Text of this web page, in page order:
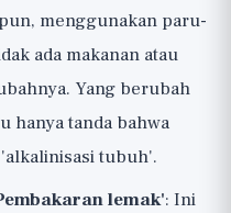
menggunakan paru-
ada makanan atau
Yang berubah
hanya tanda bahwa
tubuh'.
lemak': Ini